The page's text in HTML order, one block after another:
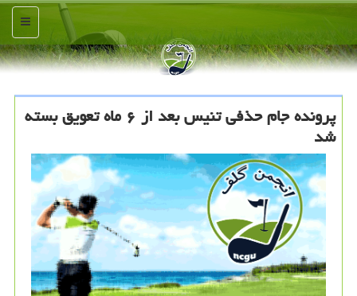
منو
پرونده جام حذفی تنیس بعد از ۶ ماه تعویق بسته
شد